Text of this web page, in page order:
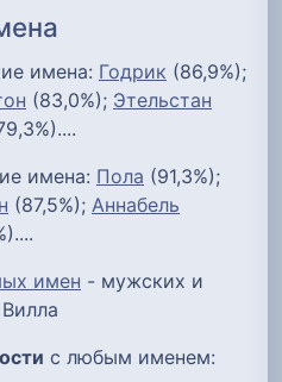
имена: Годрик (86,9%);
(83,0%); Этельстан
имена: Пола (91,3%);
(87,5%); Аннабель
имен - мужских и
с любым именем: